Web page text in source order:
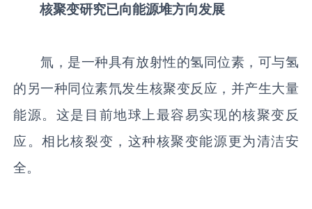
核聚变研究已向能源堆方向发展
氚，是一种具有放射性的氢同位素，可与氢
的另一种同位素氘发生核聚变反应，并产生大量
能源。这是目前地球上最容易实现的核聚变反
应。相比核裂变，这种核聚变能源更为清洁安
全。